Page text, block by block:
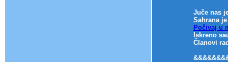
Juče nas
Sahrana
Počivaj u
Iskreno
Članovi